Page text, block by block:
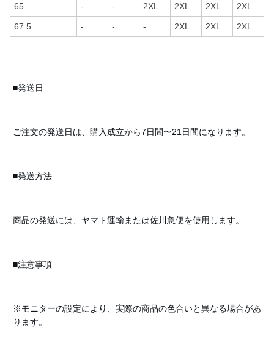
65 - - 2XL 2XL 2XL 2XL
67.5 - - - 2XL 2XL 2XL
■発送日
ご注文の発送日は、購入成立から7日間〜21日間になります。
■発送方法
商品の発送には、ヤマト運輸または佐川急便を使用します。
■注意事項
※モニターの設定により、実際の商品の色合いと異なる場合があ
ります。